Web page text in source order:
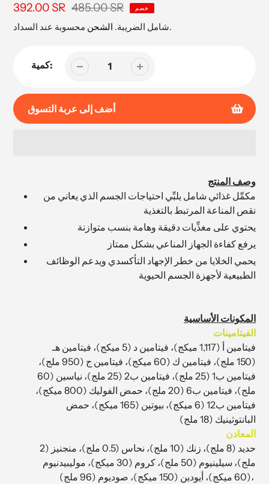
سعر
البيع
392.00 SR
السعر 485.00 SR خصم
شامل الضريبة. الشحن محسوبة عند السداد.
كمية:
أضف إلى عربة التسوق
عربة
الخاصة
وصف المنتج
مكمِّل غذائي شامل يلبِّي احتياجات الجسم الذي يعاني من
نقص المناعة المرتبط بالتغذية
يحتوي على مغذِّيات دقيقة وهامة بنسب متوازنة
يرفع كفاءة الجهاز المناعي بشكل ممتاز
يحمي الخلايا من خطر الإجهاد التأكسدي ويدعم الوظائف
الطبيعية لأجهزة الجسم الحيوية
المكونات الأساسية
الفيتامينات
فيتامين أ (
1,117 ميكج)، فيتامين د (5 ميكج)، فيتامين هـ
(150 ملج)، فيتامين ك (60 ميكج)، فيتامين ج (950 ملج)،
فيتامين ب1 (25 ملج)، فيتامين ب2 (25 ملج)، نياسين (60
ملج)، فيتامين ب6 (20 ملج)، حمض الفوليك (800 ميكج)،
فيتامين ب12 (6 ميكج)، بيوتين (165 ميكج)، حمض
البانتوثينيك (18 ملج)
المعادن
حديد (8 ملج)، زنك (10 ملج)، نحاس (0.5 ملج)، منجنيز (2
ملج)، سيلينيوم (50 ملج)، كروم (30 ميكج)، موليبيدنيوم
(60 ميكج)، أيودين (150 ميكج)، صوديوم (96 ملج)،